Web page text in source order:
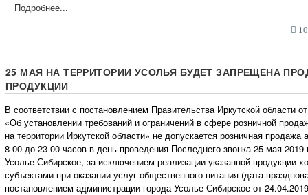
Подробнее...
25 МАЯ НА ТЕРРИТОРИИ УСОЛЬЯ БУДЕТ ЗАПРЕЩЕНА
ПРОДУКЦИИ
В соответствии с постановлением Правительства Иркутской области
«Об установлении требований и ограничений в сфере розничной
на территории Иркутской области» не допускается розничная продажа
8-00 до 23-00 часов в день проведения Последнего звонка 25 мая 2019
Усолье-Сибирское, за исключением реализации указанной продукции
субъектами при оказании услуг общественного питания (дата
постановлением администрации города Усолье-Сибирское от